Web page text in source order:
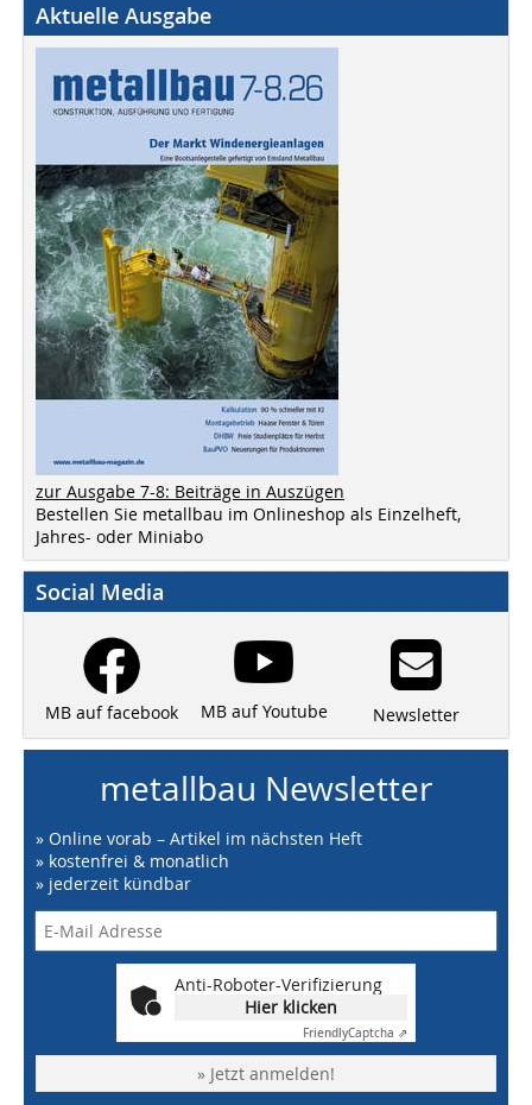
Aktuelle Ausgabe
zur Ausgabe 7-8: Beiträge in Auszügen
Bestellen Sie metallbau im Onlineshop als Einzelheft,
Jahres- oder Miniabo
Social Media
MB auf facebook MB auf Youtube Newsletter
metallbau Newsletter
» Online vorab – Artikel im nächsten Heft
» kostenfrei & monatlich
» jederzeit kündbar
Anti-Roboter-Verifizierung
Hier klicken
FriendlyCaptcha ⇗
» Jetzt anmelden!